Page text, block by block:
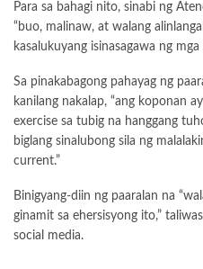
Para sa bahagi nito, sinabi ng
“buo, malinaw, at walang
kasalukuyang isinasagawa ng
Sa pinakabagong pahayag ng
kanilang nakalap, “ang koponan
exercise sa tubig na hanggang
biglang sinalubong sila ng
current.”
Binigyang-diin ng paaralan na
ginamit sa ehersisyong ito,”
social media.